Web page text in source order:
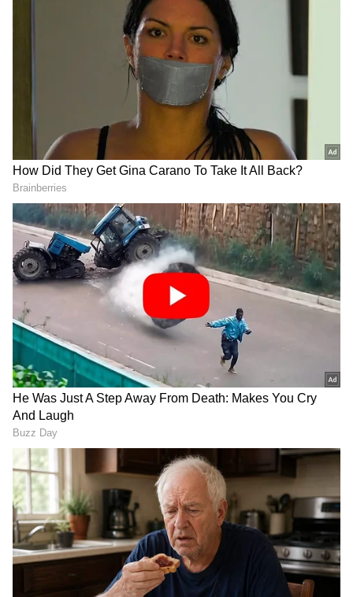
ಸಮಗ್ರ ಸುದ್ದಿ ಮೂಲವನ್ನಾಗಿ asianet suvarna news ಅನ್ನು
ಆಯ್ಕೆ ಮಾಡಿಕೊಳ್ಳಿ
2
7
Image Credit :Social Media
ಆದರೆ, ಈ ಸಂಭ್ರಮದ ನಡುವೆಯೇ ವಿಜಯ್ ಅವರ ಅತ್ಯಪ್ತ
ಗೆಳತಿ ಹಾಗೂ ಲಕ್ಕಿ ಹೀರೋಯಿನ್ ತ್ರಿಶಾ ಕೃಷ್ಣನ್ ಒಂದು
ಅಚ್ಚರಿಯ ನಿರ್ಧಾರ ತೆಗೆದುಕೊಂಡಿದ್ದು, ಈಗ ಅದು
ಸೋಶಿಯಲ್ ಮೀಡಿಯಾದಲ್ಲಿ ಬೆಂಕಿಯಂತೆ ಹರಡುತ್ತಿದೆ! ಈ